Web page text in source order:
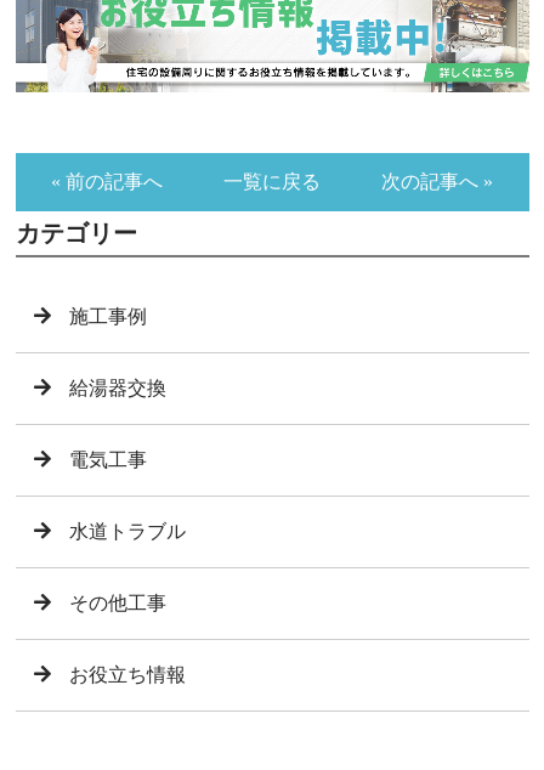
« 前の記事へ 一覧に戻る 次の記事へ »
カテゴリー
施工事例
給湯器交換
電気工事
水道トラブル
その他工事
お役立ち情報